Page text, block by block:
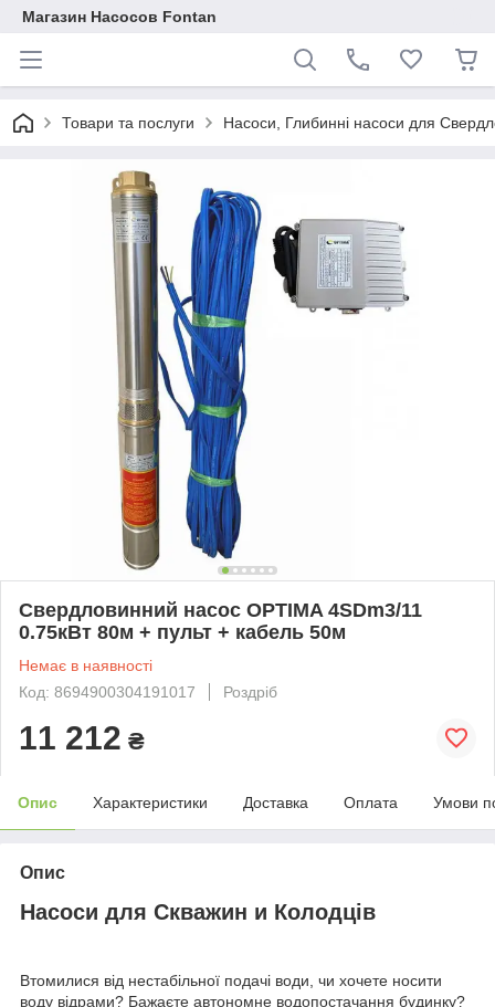
Магазин Насосов Fontan
Товари та послуги Насоси, Глибинні насоси для
Свердловинний насос OPTIMA 4SDm3/11
0.75кВт 80м + пульт + кабель 50м
Немає в наявності
Код: 8694900304191017
Роздріб
11 212 ₴
Опис Характеристики Доставка Оплата Умови
Опис
Насоси для Скважин и Колодців
Втомилися від нестабільної подачі води, чи хочете носити
воду відрами? Бажаєте автономне водопостачання будинку?